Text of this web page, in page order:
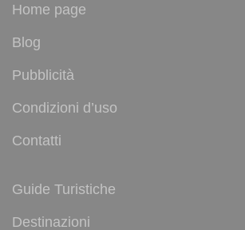
Home page
Blog
Pubblicità
Condizioni d’uso
Contatti
Guide Turistiche
Destinazioni